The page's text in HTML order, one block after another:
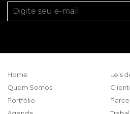
Home
Quem Somos
Portfólio
Leis